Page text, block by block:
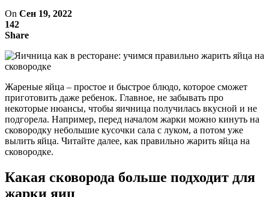
On Сен 19, 2022
142
Share
Жареные яйца – простое и быстрое блюдо, которое сможет
приготовить даже ребенок. Главное, не забывать про
некоторые нюансы, чтобы яичница получилась вкусной и не
подгорела. Например, перед началом жарки можно кинуть на
сковородку небольшие кусочки сала с луком, а потом уже
вылить яйца. Читайте далее, как правильно жарить яйца на
сковородке.
Какая сковорода больше подходит для
жарки яиц